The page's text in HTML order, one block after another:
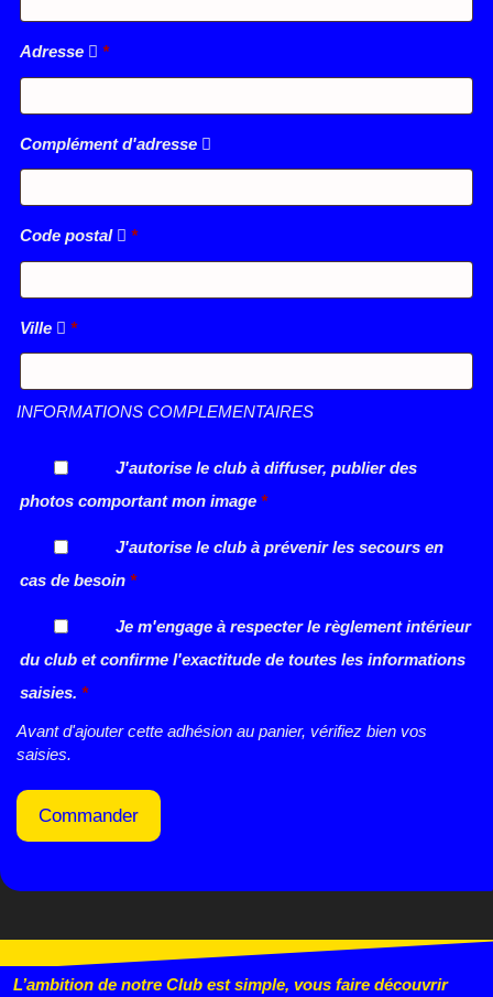
Adresse *
Complément d'adresse
Code postal *
Ville *
INFORMATIONS COMPLEMENTAIRES
J'autorise le club à diffuser, publier des
photos comportant mon image *
J'autorise le club à prévenir les secours en
cas de besoin *
Je m'engage à respecter le règlement intérieur
du club et confirme l'exactitude de toutes les informations
saisies. *
Avant d'ajouter cette adhésion au panier, vérifiez bien vos
saisies.
Commander
L’ambition de notre Club est simple, vous faire découvrir